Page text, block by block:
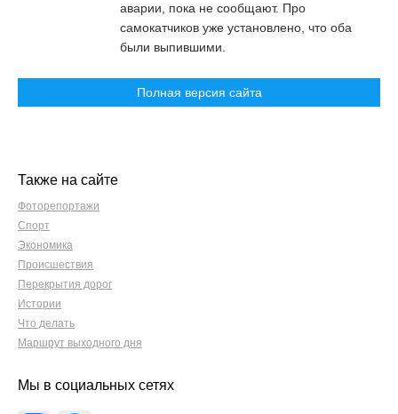
аварии, пока не сообщают. Про
самокатчиков уже установлено, что оба
были выпившими.
Полная версия сайта
Также на сайте
Фоторепортажи
Спорт
Экономика
Происшествия
Перекрытия дорог
Истории
Что делать
Маршрут выходного дня
Мы в социальных сетях